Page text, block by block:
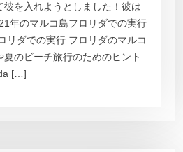
彼を入れようとしました！彼は
年のマルコ島フロリダでの実行
リダでの実行 フロリダのマルコ
のビーチ旅行のためのヒント
[…]